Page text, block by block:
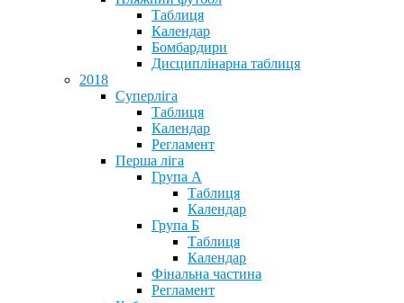
Таблиця
Календар
Бомбардири
Дисциплінарна таблиця
2018
Суперліга
Таблиця
Календар
Регламент
Перша ліга
Група А
Таблиця
Календар
Група Б
Таблиця
Календар
Фінальна частина
Регламент